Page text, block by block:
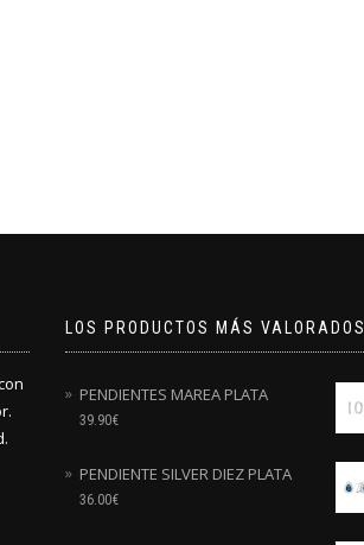
LOS PRODUCTOS MÁS VALORADOS
PENDIENTES MAREA PLATA
39.90€
PENDIENTE SILVER DIEZ PLATA
36.00€